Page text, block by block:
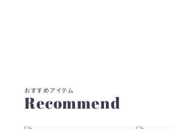
Recommend